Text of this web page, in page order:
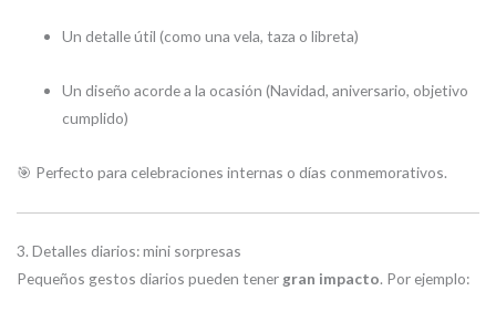
Un detalle útil (como una vela, taza o libreta)
Un diseño acorde a la ocasión (Navidad, aniversario, objetivo
cumplido)
🎯 Perfecto para celebraciones internas o días conmemorativos.
3. Detalles diarios: mini sorpresas
Pequeños gestos diarios pueden tener gran impacto. Por ejemplo: